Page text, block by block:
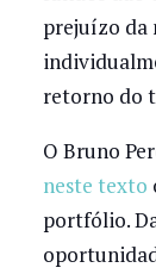
prejuízo da
retorno do
O Bruno
neste texto
portfólio.